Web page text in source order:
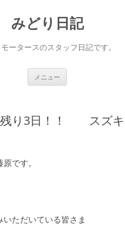
みどり日記
ータースのスタッフ日記です。
メニュー
残り3日！！ スズキ
です。
ただいている皆さま